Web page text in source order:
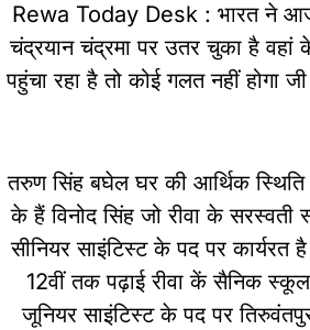
Rewa Today Desk : भारत ने आज
चंद्रयान चंद्रमा पर उतर चुका है वहां
पहुंचा रहा है तो कोई गलत नहीं होगा
तरुण सिंह बघेल घर की आर्थिक
के हैं विनोद सिंह जो रीवा के
सीनियर साइंटिस्ट के पद पर कार्यरत
12वीं तक पढ़ाई रीवा कें सैनिक
जूनियर साइंटिस्ट के पद पर